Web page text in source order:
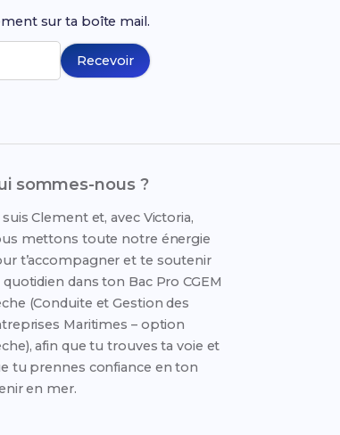
sur ta boîte mail.
Recevoir
sommes-nous ?
suis Clement et, avec Victoria,
mettons toute notre énergie
t’accompagner et te soutenir
quotidien dans ton Bac Pro CGEM
(Conduite et Gestion des
Maritimes – option
afin que tu trouves ta voie et
tu prennes confiance en ton
en mer.